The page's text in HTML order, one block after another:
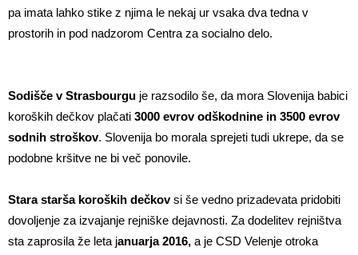
pa imata lahko stike z njima le nekaj ur vsaka dva tedna v
prostorih in pod nadzorom Centra za socialno delo.
Sodišče v Strasbourgu je razsodilo še, da mora Slovenija babici
koroških dečkov plačati 3000 evrov odškodnine in 3500 evrov
sodnih stroškov. Slovenija bo morala sprejeti tudi ukrepe, da se
podobne kršitve ne bi več ponovile.
Stara starša koroških dečkovsi še vedno prizadevata pridobiti
dovoljenje za izvajanje rejniške dejavnosti. Za dodelitev rejništva
sta zaprosila že leta januarja 2016, a je CSD Velenje otroka